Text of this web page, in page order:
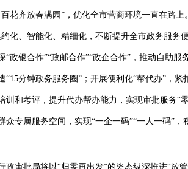
齐放春满园”，优化全市营商环境一直在路上
化、智能化、精细化，不断提升全市政务服务
“政银合作”“政邮合作”“政企合作”，推动自助
“15分钟政务服务圈”；开展便利化“帮代办”，
训和考评，提升代办帮办能力，实现审批服务“
众专属服务空间，实现“一企一码”“一人一码”
批局将以“归零再出发”的姿态纵深推进“放